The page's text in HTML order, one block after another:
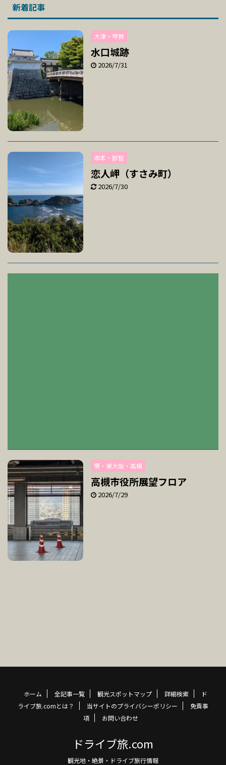
新着記事
大津・甲賀
水口城跡
2026/7/31
串本・那智
恋人岬（すさみ町）
2026/7/30
堺・東大阪・高槻
高槻市役所展望フロア
2026/7/29
ホーム 全記事一覧 観光スポットマップ 詳細検索
ド
ライブ旅.comとは？
当サイトのプライバシーポリシー
免責事
項
お問い合わせ
ドライブ旅.com
観光地・絶景・ドライブ旅行情報